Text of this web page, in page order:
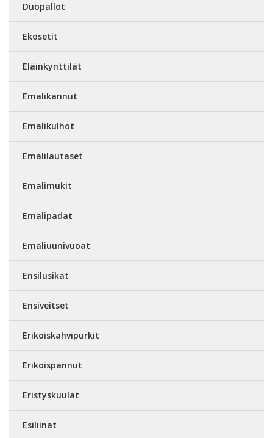
Duopallot
Ekosetit
Eläinkynttilät
Emalikannut
Emalikulhot
Emalilautaset
Emalimukit
Emalipadat
Emaliuunivuoat
Ensilusikat
Ensiveitset
Erikoiskahvipurkit
Erikoispannut
Eristyskuulat
Esiliinat